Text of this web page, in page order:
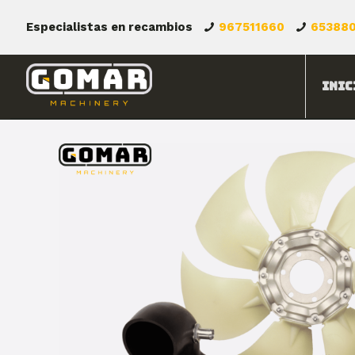
Especialistas en recambios 967511660